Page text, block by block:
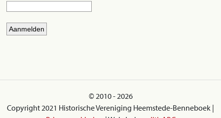
© 2010 - 2026
Copyright 2021 Historische Vereniging Heemstede-Benneboek |